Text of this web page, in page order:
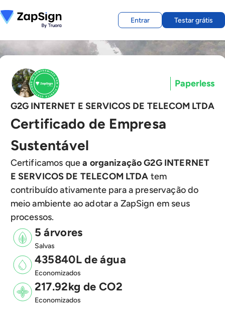
Entrar Testar grátis
G2G INTERNET E SERVICOS DE TELECOM LTDA
Paperless
Certificado de Empresa
Sustentável
Certificamos quea organização G2G INTERNET
E SERVICOS DE TELECOM LTDA tem
contribuído ativamente para a preservação do
meio ambiente ao adotar a ZapSign em seus
processos.
5 árvores
Salvas
435840L de água
Economizados
217.92kg de CO2
Economizados